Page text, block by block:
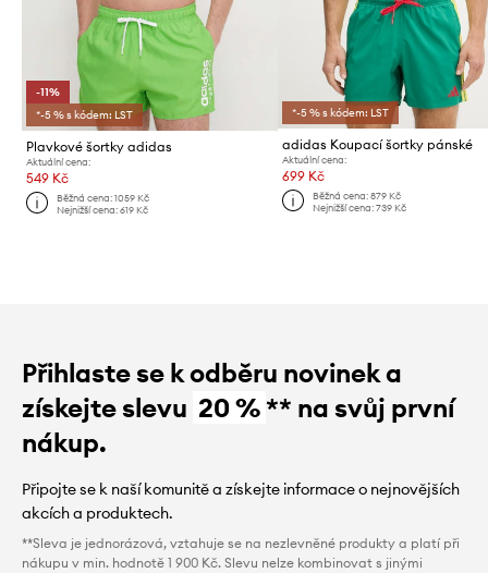
-11%
*-5 % s kódem: LST
Plavkové šortky adidas
Aktuální cena:
549 Kč
Běžná cena:1059 Kč
Nejnižší cena:619 Kč
*-5 % s kódem: LST
adidas Koupací šortky pánské
Aktuální cena:
699 Kč
Běžná cena: 879 Kč
Nejnižší cena: 739 Kč
Přihlaste se k odběru novinek a
získejte slevu 20 %** na svůj první
nákup.
Připojte se k naší komunitě a získejte informace o nejnovějších
akcích a produktech.
**Sleva je jednorázová, vztahuje se na nezlevněné produkty a platí při
nákupu v min. hodnotě 1 900 Kč. Slevu nelze kombinovat s jinými